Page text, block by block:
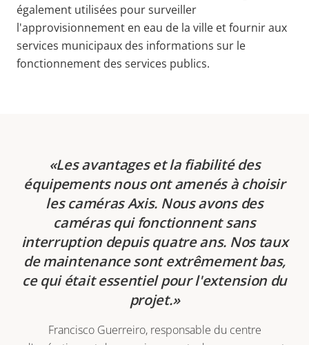
également utilisées pour surveiller
l'approvisionnement en eau de la ville et fournir aux
services municipaux des informations sur le
fonctionnement des services publics.
Les avantages et la fiabilité des
équipements nous ont amenés à choisir
les caméras Axis. Nous avons des
caméras qui fonctionnent sans
interruption depuis quatre ans. Nos taux
de maintenance sont extrêmement bas,
ce qui était essentiel pour l'extension du
projet.
Francisco Guerreiro, responsable du centre